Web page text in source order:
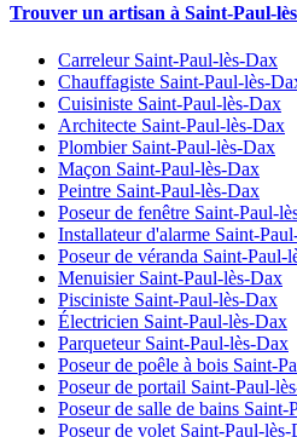
Trouver un artisan à Saint-Paul-
Carreleur Saint-Paul-lès-Dax
Chauffagiste Saint-Paul-lès-
Cuisiniste Saint-Paul-lès-Dax
Architecte Saint-Paul-lès-Dax
Plombier Saint-Paul-lès-Dax
Maçon Saint-Paul-lès-Dax
Peintre Saint-Paul-lès-Dax
Poseur de fenêtre Saint-Paul-
Installateur d'alarme Saint-
Poseur de véranda Saint-Paul-
Menuisier Saint-Paul-lès-Dax
Pisciniste Saint-Paul-lès-Dax
Électricien Saint-Paul-lès-Dax
Parqueteur Saint-Paul-lès-Dax
Poseur de poêle à bois Saint-
Poseur de portail Saint-Paul-
Poseur de salle de bains Saint-
Poseur de volet Saint-Paul-lès-